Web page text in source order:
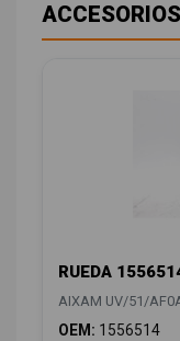
ACCESORIOS
RUEDA
AIXAM UV/51/
OEM: 1556514